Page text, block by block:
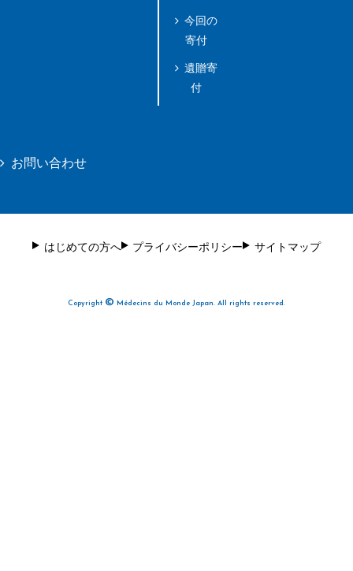
今回の
寄付
遺贈寄
付
お問い合わせ
はじめての方へ プライバシーポリシー サイトマップ
Copyright © Médecins du Monde Japan. All rights reserved.